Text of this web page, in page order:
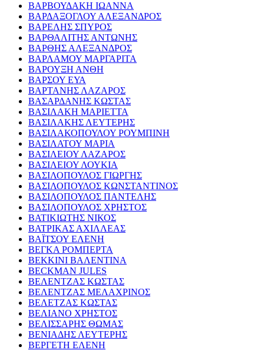
ΒΑΡΒΟΥΔΑΚΗ ΙΩΑΝΝΑ
ΒΑΡΔΑΞΟΓΛΟΥ ΑΛΕΞΑΝΔΡΟΣ
ΒΑΡΕΛΗΣ ΣΠΥΡΟΣ
ΒΑΡΘΑΛΙΤΗΣ ΑΝΤΩΝΗΣ
ΒΑΡΘΗΣ ΑΛΕΞΑΝΔΡΟΣ
ΒΑΡΛΑΜΟΥ ΜΑΡΓΑΡΙΤΑ
ΒΑΡΟΥΞΗ ΑΝΘΗ
ΒΑΡΣΟΥ ΕΥΑ
ΒΑΡΤΑΝΗΣ ΛΑΖΑΡΟΣ
ΒΑΣΑΡΔΑΝΗΣ ΚΩΣΤΑΣ
ΒΑΣΙΛΑΚΗ ΜΑΡΙΕΤΤΑ
ΒΑΣΙΛΑΚΗΣ ΛΕΥΤΕΡΗΣ
ΒΑΣΙΛΑΚΟΠΟΥΛΟΥ ΡΟΥΜΠΙΝΗ
ΒΑΣΙΛΑΤΟΥ ΜΑΡΙΑ
ΒΑΣΙΛΕΙΟΥ ΛΑΖΑΡΟΣ
ΒΑΣΙΛΕΙΟΥ ΛΟΥΚΙΑ
ΒΑΣΙΛΟΠΟΥΛΟΣ ΓΙΩΡΓΗΣ
ΒΑΣΙΛΟΠΟΥΛΟΣ ΚΩΝΣΤΑΝΤΙΝΟΣ
ΒΑΣΙΛΟΠΟΥΛΟΣ ΠΑΝΤΕΛΗΣ
ΒΑΣΙΛΟΠΟΥΛΟΣ ΧΡΗΣΤΟΣ
ΒΑΤΙΚΙΩΤΗΣ ΝΙΚΟΣ
ΒΑΤΡΙΚΑΣ ΑΧΙΛΛΕΑΣ
ΒΑΪΤΣΟΥ ΕΛΕΝΗ
ΒΕΓΚΑ ΡΟΜΠΕΡΤΑ
ΒΕΚΚΙΝΙ ΒΑΛΕΝΤΙΝΑ
BECKMAN JULES
ΒΕΛΕΝΤΖΑΣ ΚΩΣΤΑΣ
ΒΕΛΕΝΤΖΑΣ ΜΕΛΑΧΡΙΝΟΣ
ΒΕΛΕΤΖΑΣ ΚΩΣΤΑΣ
ΒΕΛΙΑΝΟ ΧΡΗΣΤΟΣ
ΒΕΛΙΣΣΑΡΗΣ ΘΩΜΑΣ
ΒΕΝΙΑΔΗΣ ΛΕΥΤΕΡΗΣ
ΒΕΡΓΕΤΗ ΕΛΕΝΗ